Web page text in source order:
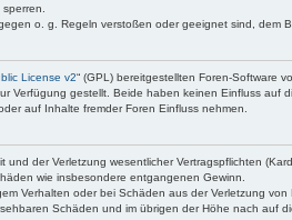
o. g. Regeln verstoßen oder geeignet sind, dem
License v2“ (GPL) bereitgestellten Foren-Software
Verfügung gestellt. Beide haben keinen Einfluss auf
auf Inhalte fremder Foren Einfluss nehmen.
der Verletzung wesentlicher Vertragspflichten
wie insbesondere entgangenen Gewinn.
Verhalten oder bei Schäden aus der Verletzung
Schäden und im übrigen der Höhe nach auf